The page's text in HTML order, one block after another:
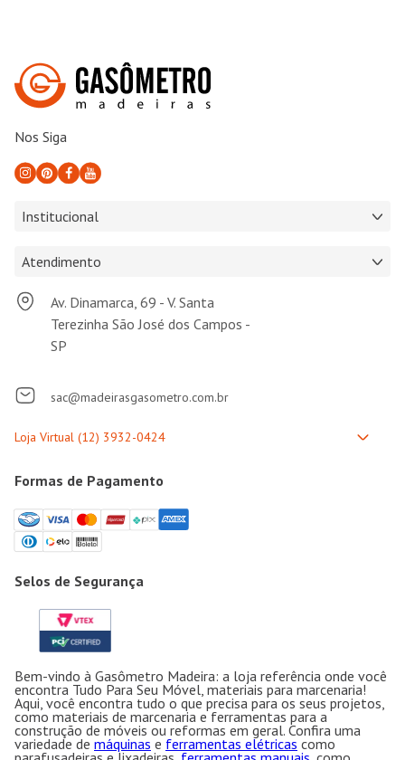
Nos Siga
Institucional
Atendimento
Av. Dinamarca, 69 - V. Santa
Terezinha São José dos Campos -
SP
sac@madeirasgasometro.com.br
Formas de Pagamento
Selos de Segurança
Bem-vindo à Gasômetro Madeira: a loja referência onde você
encontra Tudo Para Seu Móvel, materiais para marcenaria!
Aqui, você encontra tudo o que precisa para os seus projetos,
como materiais de marcenaria e ferramentas para a
construção de móveis ou reformas em geral. Confira uma
variedade de máquinas e ferramentas elétricas como